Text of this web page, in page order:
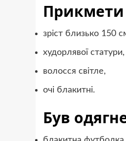
Прикмети
зріст близько 150
худорлявої статури,
волосся світле,
очі блакитні.
Був